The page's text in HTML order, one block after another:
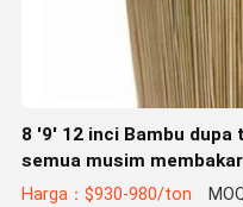
8 '9' 12 inci Bambu
semua musim
Harga：$930-980/ton